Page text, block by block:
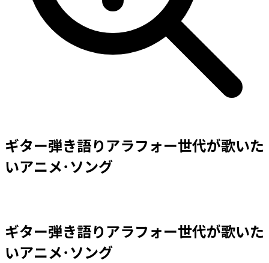
ギター弾き語りアラフォー世代が歌いた
いアニメ･ソング
ギター弾き語りアラフォー世代が歌いた
いアニメ･ソング